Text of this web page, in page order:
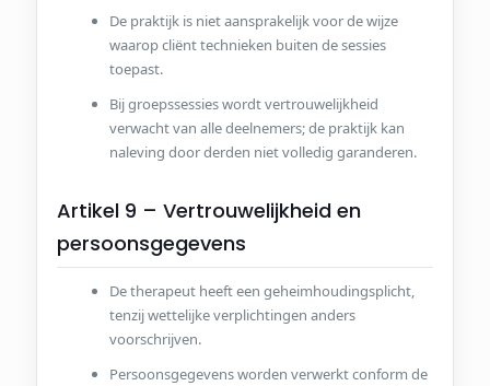
De praktijk is niet aansprakelijk voor de wijze
waarop cliënt technieken buiten de sessies
toepast.
Bij groepssessies wordt vertrouwelijkheid
verwacht van alle deelnemers; de praktijk kan
naleving door derden niet volledig garanderen.
Artikel 9 – Vertrouwelijkheid en
persoonsgegevens
De therapeut heeft een geheimhoudingsplicht,
tenzij wettelijke verplichtingen anders
voorschrijven.
Persoonsgegevens worden verwerkt conform de